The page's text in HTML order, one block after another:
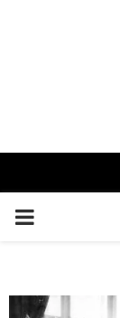
PRIMARY